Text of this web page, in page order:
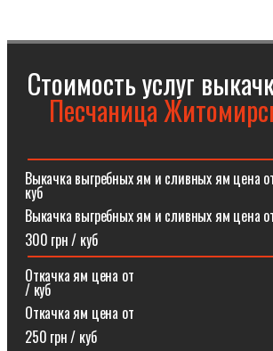
Стоимость услуг
Песчаница
Выкачка выгребных ям и сливных ям
куб
Выкачка выгребных ям и сливных ям цена
300 грн / куб
Откачка ям цена от
/ куб
Откачка ям цена от
250 грн / куб